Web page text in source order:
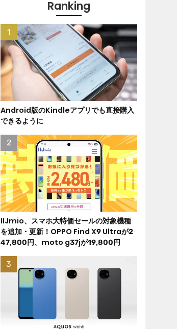
Ranking
Android版のKindleアプリでも直接購入
できるように
IIJmio、スマホ大特価セールの対象機種
を追加・更新！OPPO Find X9 Ultraが2
47,800円、moto g37jが19,800円